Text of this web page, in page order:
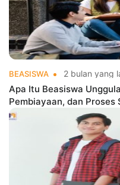
BEASISWA 2 bulan yang
Apa Itu Beasiswa
Pembiayaan, dan Proses